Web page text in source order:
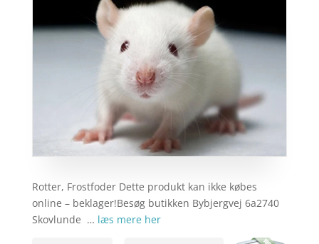
Rotter, Frostfoder Dette produkt kan ikke købes
online – beklager!Besøg butikken Bybjergvej 6a2740
Skovlunde … læs mere her